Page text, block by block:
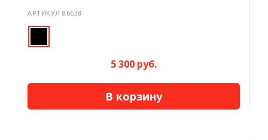
АРТИКУЛ 86638
5 300 руб.
В корзину